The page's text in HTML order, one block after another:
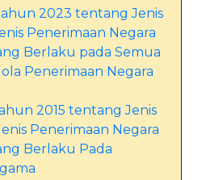
2023 tentang Jenis
Penerimaan Negara
Berlaku pada Semua
Penerimaan Negara
2015 tentang Jenis
Penerimaan Negara
Berlaku Pada